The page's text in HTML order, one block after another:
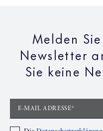
Melden
Newsletter
Sie keine
E-MAIL ADRESSE*